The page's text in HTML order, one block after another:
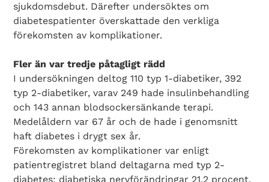
sjukdomsdebut. Därefter undersöktes om
diabetespatienter överskattade den verkliga
förekomsten av komplikationer.
Fler än var tredje påtagligt rädd
I undersökningen deltog 110 typ 1-diabetiker, 392
typ 2-diabetiker, varav 249 hade insulinbehandling
och 143 annan blodsockersänkande terapi.
Medelåldern var 67 år och de hade i genomsnitt
haft diabetes i drygt sex år.
Förekomsten av komplikationer var enligt
patientregistret bland deltagarna med typ 2-
diabetes; diabetiska nervförändringar 21,2 procent,